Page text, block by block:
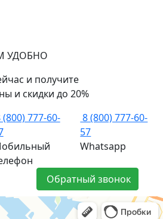
УДОБНО
и получите
и скидки до 20%
(800) 777-60-
8 (800) 777-60-
57
Whatsapp
Обратный звонок